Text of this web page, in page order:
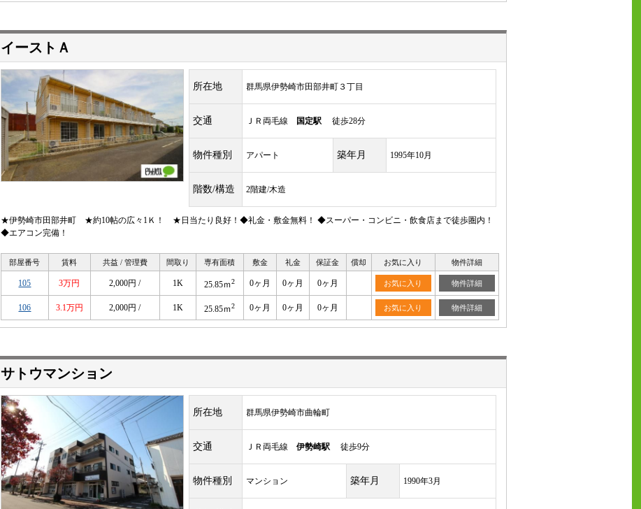
イーストＡ
所在地 群馬県伊勢崎市田部井町３丁目
交通 ＪＲ両毛線 国定駅徒歩28分
物件種別 アパート 築年月 1995年10月
階数/構造 2階建/木造
★伊勢崎市田部井町 ★約10帖の広々1Ｋ！ ★日当たり良好！◆礼金・敷金無料！ ◆スーパー・コンビニ・飲食店まで徒歩圏内！
◆エアコン完備！
部屋番号 賃料 共益 / 管理費 間取り 専有面積 敷金 礼金 保証金 償却 お気に入り 物件詳細
105 3万円 2,000円 / 1K 25.85ｍ2 0ヶ月 0ヶ月 0ヶ月 お気に入り 物件詳細
106 3.1万円 2,000円 / 1K 25.85ｍ2 0ヶ月 0ヶ月 0ヶ月 お気に入り 物件詳細
サトウマンション
所在地 群馬県伊勢崎市曲輪町
交通 ＪＲ両毛線 伊勢崎駅徒歩9分
物件種別 マンション 築年月 1990年3月